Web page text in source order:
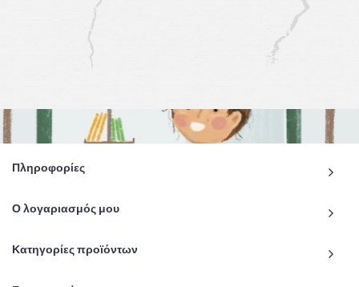
Πληροφορίες
Ο λογαριασμός μου
Κατηγορίες προϊόντων